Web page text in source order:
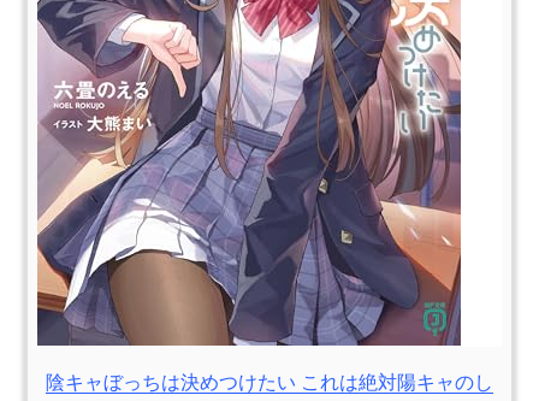
陰キャぼっちは決めつけたい これは絶対陽キャのし